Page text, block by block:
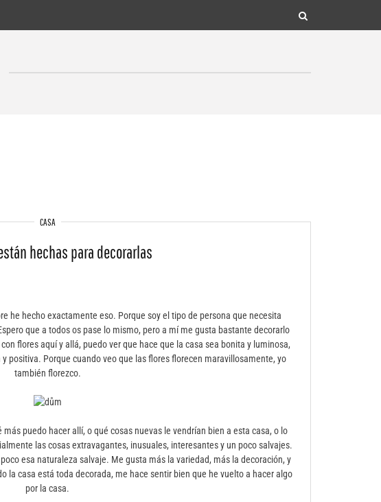
CASA
hechas para decorarlas
he hecho exactamente eso. Porque soy el tipo de persona que necesita
que a todos os pase lo mismo, pero a mí me gusta bastante decorarlo
flores aquí y allá, puedo ver que hace que la casa sea bonita y luminosa,
positiva. Porque cuando veo que las flores florecen maravillosamente, yo
también florezco.
puedo hacer allí, o qué cosas nuevas le vendrían bien a esta casa, o lo
las cosas extravagantes, inusuales, interesantes y un poco salvajes.
esa naturaleza salvaje. Me gusta más la variedad, más la decoración, y
la casa está toda decorada, me hace sentir bien que he vuelto a hacer algo
por la casa.